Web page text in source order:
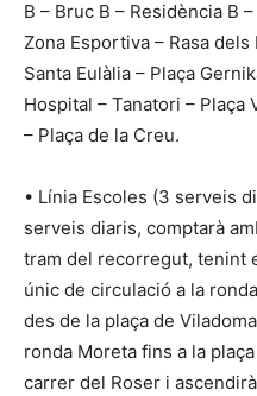
B – Bruc B – Residència B
Zona Esportiva – Rasa
Santa Eulàlia – Plaça
Hospital – Tanatori – Plaça
– Plaça de la Creu.
• Línia Escoles (3 serveis
serveis diaris, comptarà
tram del recorregut, tenint
únic de circulació a la
des de la plaça de
ronda Moreta fins a la
carrer del Roser i